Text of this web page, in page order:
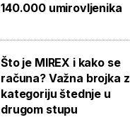
140.000 umirovljenika
Što je MIREX i kako se
računa? Važna brojka
kategoriju štednje u
drugom stupu